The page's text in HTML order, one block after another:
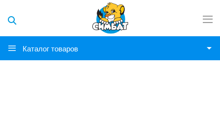
Каталог товаров